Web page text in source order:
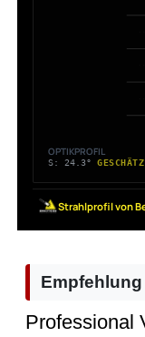
Empfehlung
Professional